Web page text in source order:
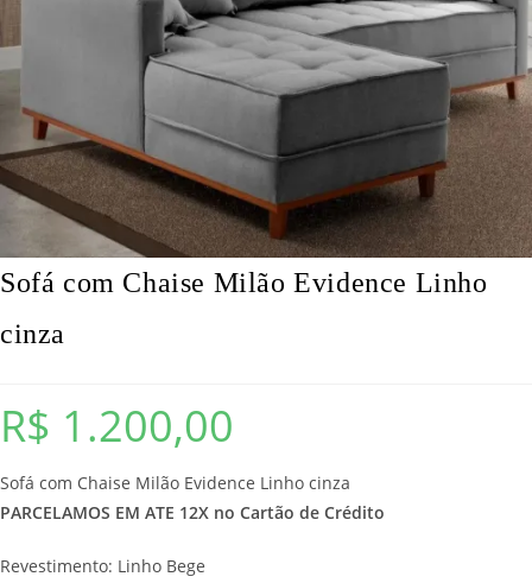
Sofá com Chaise Milão Evidence Linho
cinza
R$ 1.200,00
Sofá com Chaise Milão Evidence Linho cinza
PARCELAMOS EM ATE 12X no Cartão de Crédito
Revestimento: Linho Bege